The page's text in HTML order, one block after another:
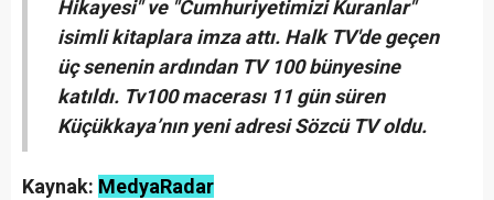
Hikayesi" ve "Cumhuriyetimizi Kuranlar"
isimli kitaplara imza attı. Halk TV'de geçen
üç senenin ardından TV 100 bünyesine
katıldı. Tv100 macerası 11 gün süren
Küçükkaya’nın yeni adresi Sözcü TV oldu.
Kaynak: MedyaRadar